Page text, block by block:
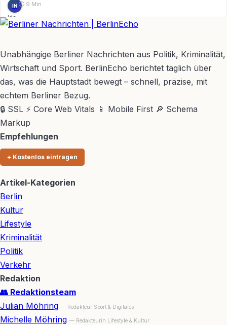
IN
Ida
Nagel
⏱ 9 Min.
Unabhängige Berliner Nachrichten aus Politik, Kriminalität,
Wirtschaft und Sport. BerlinEcho berichtet täglich über
das, was die Hauptstadt bewegt – schnell, präzise, mit
echtem Berliner Bezug.
🔒 SSL ⚡ Core Web Vitals 📱 Mobile First 🔎 Schema
Markup
Empfehlungen
+ Kostenlos eintragen
Artikel-Kategorien
Berlin
Kultur
Lifestyle
Kriminalität
Politik
Verkehr
Redaktion
👥 Redaktionsteam
Julian Möhring — Redakteur Sport & Digitales
Michelle Möhring — Redakteurin Lifestyle & Kultur